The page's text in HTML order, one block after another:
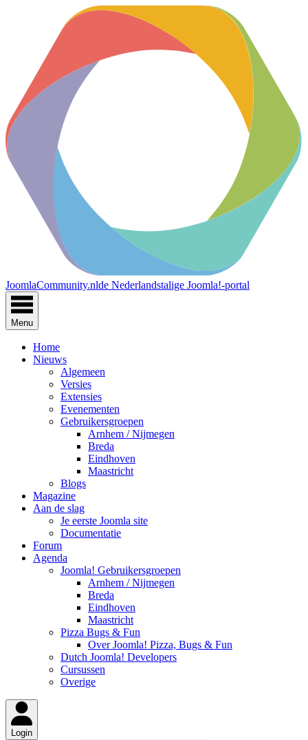
JoomlaCommunity.nlde Nederlandstalige Joomla!-portal
Menu
Home
Nieuws
Algemeen
Versies
Extensies
Evenementen
Gebruikersgroepen
Arnhem / Nijmegen
Breda
Eindhoven
Maastricht
Blogs
Magazine
Aan de slag
Je eerste Joomla site
Documentatie
Forum
Agenda
Joomla! Gebruikersgroepen
Arnhem / Nijmegen
Breda
Eindhoven
Maastricht
Pizza Bugs & Fun
Over Joomla! Pizza, Bugs & Fun
Dutch Joomla! Developers
Cursussen
Overige
Login